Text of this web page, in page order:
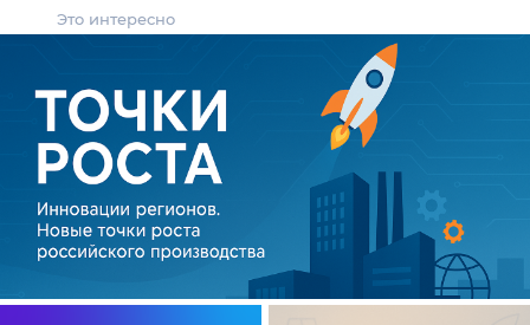
Это интересно